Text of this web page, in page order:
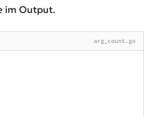
im Output.
arg_count.go